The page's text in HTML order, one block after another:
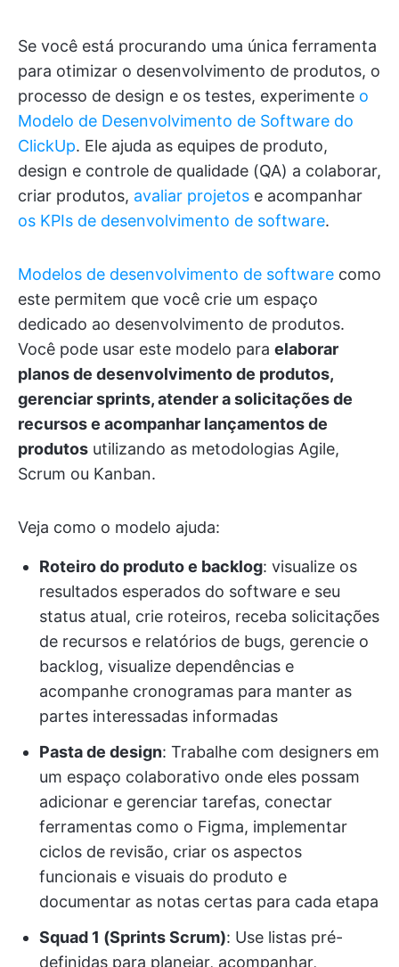
Se você está procurando uma única ferramenta
para otimizar o desenvolvimento de produtos, o
processo de design e os testes, experimente o
Modelo de Desenvolvimento de Software do
ClickUp. Ele ajuda as equipes de produto,
design e controle de qualidade (QA) a colaborar,
criar produtos, avaliar projetos e acompanhar
os KPIs de desenvolvimento de software.
Modelos de desenvolvimento de software como
este permitem que você crie um espaço
dedicado ao desenvolvimento de produtos.
Você pode usar este modelo para elaborar
planos de desenvolvimento de produtos,
gerenciar sprints, atender a solicitações de
recursos e acompanhar lançamentos de
produtos utilizando as metodologias Agile,
Scrum ou Kanban.
Veja como o modelo ajuda:
Roteiro do produto e backlog: visualize os
resultados esperados do software e seu
status atual, crie roteiros, receba solicitações
de recursos e relatórios de bugs, gerencie o
backlog, visualize dependências e
acompanhe cronogramas para manter as
partes interessadas informadas
Pasta de design: Trabalhe com designers em
um espaço colaborativo onde eles possam
adicionar e gerenciar tarefas, conectar
ferramentas como o Figma, implementar
ciclos de revisão, criar os aspectos
funcionais e visuais do produto e
documentar as notas certas para cada etapa
Squad 1 (Sprints Scrum): Use listas pré-
definidas para planejar, acompanhar,